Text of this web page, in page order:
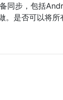
同步，包括
。是否可以将所